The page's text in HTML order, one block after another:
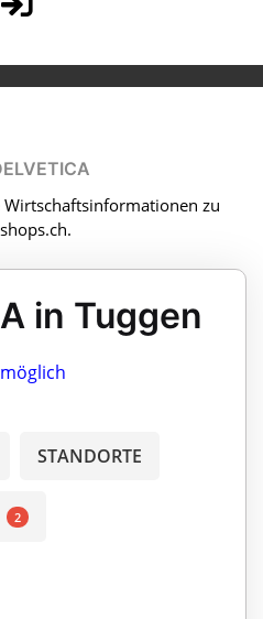
zu
in Tuggen
STANDORTE
2